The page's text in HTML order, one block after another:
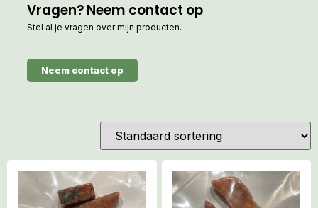
Vragen? Neem contact op
Stel al je vragen over mijn producten.
Neem contact op